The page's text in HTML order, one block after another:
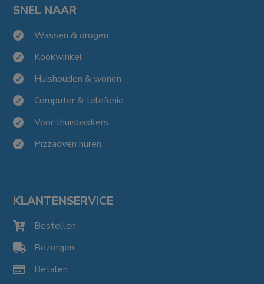
SNEL NAAR
 Wassen & drogen
 Kookwinkel
 Huishouden & wonen
 Computer & telefonie
 Voor thuisbakkers
 Pizzaoven huren
KLANTENSERVICE
 Bestellen
 Bezorgen
 Betalen